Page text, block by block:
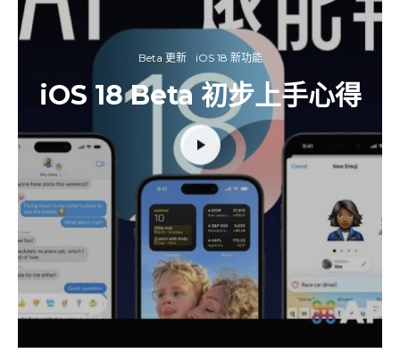
Beta 更新 iOS 18 新功能
iOS 18 Beta 初步上手心得